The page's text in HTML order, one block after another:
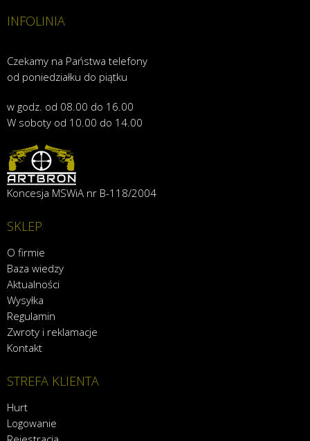
INFOLINIA
Czekamy na Państwa telefony
od poniedziałku do piątku
w godz. od 08.00 do 16.00
W soboty od 10.00 do 14.00
Koncesja MSWiA nr B-118/2004
SKLEP
O firmie
Baza wiedzy
Aktualności
Wysyłka
Regulamin
Zwroty i reklamacje
Kontakt
STREFA KLIENTA
Hurt
Logowanie